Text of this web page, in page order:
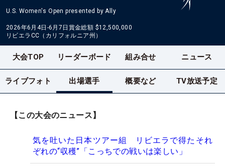
U.S. Women's Open presented by Ally
2026年6月4日-6月7日 賞金総額 $12,500,000
リビエラCC（カリフォルニア州）
大会TOP リーダーボード 組み合せ ニュース
ライブフォト 出場選手 概要など TV放送予定
【この大会のニュース】
気を吐いた日本ツアー組 リビエラで得たそれ
ぞれの“収穫”「こっちでの戦いは楽しい」